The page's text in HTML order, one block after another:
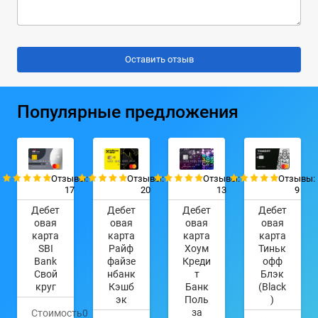
Популярные предложения
Отзывы:
17
Дебет
овая
карта
SBI
Bank
Свой
круг
Стоимость0
Отзывы:
20
Дебет
овая
карта
Райф
файзе
нбанк
Кэшб
эк
Отзывы:
13
Дебет
овая
карта
Хоум
Креди
т
Банк
Поль
за
Отзывы:
9
Дебет
овая
карта
Тиньк
офф
Блэк
(Black
)